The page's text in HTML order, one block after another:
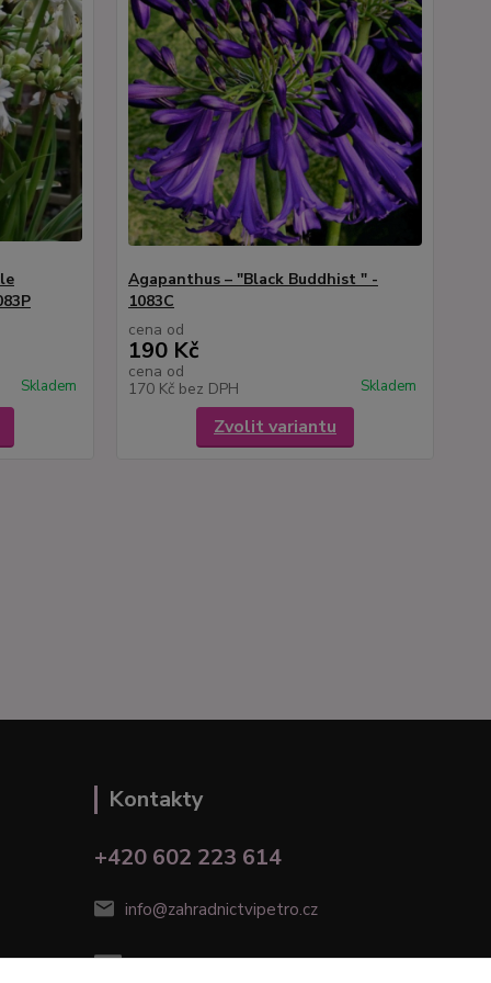
Skladem
Agapanthus – "Black Buddhist " -
1083C
cena od
190 Kč
cena od
170 Kč bez DPH Skladem
Zvolit variantu
Kontakty
+420 602 223 614
info@zahradnictvipetro.cz